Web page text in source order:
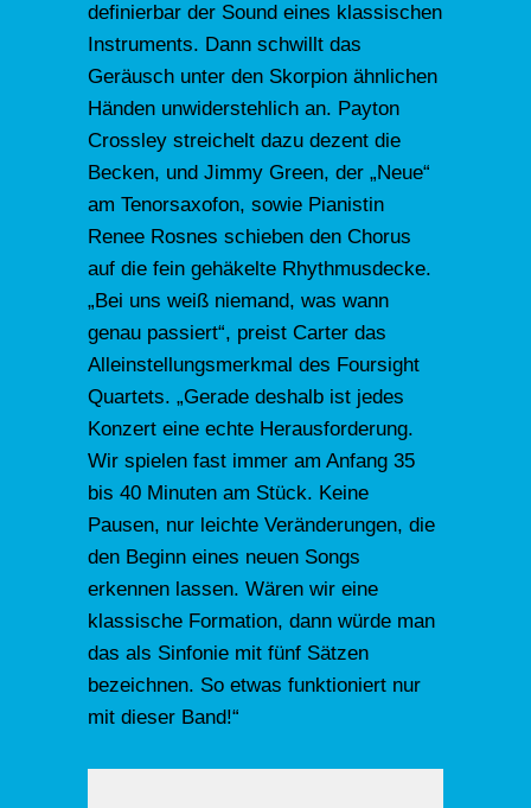
definierbar der Sound eines klassischen
Instruments. Dann schwillt das
Geräusch unter den Skorpion ähnlichen
Händen unwiderstehlich an. Payton
Crossley streichelt dazu dezent die
Becken, und Jimmy Green, der „Neue“
am Tenorsaxofon, sowie Pianistin
Renee Rosnes schieben den Chorus
auf die fein gehäkelte Rhythmusdecke.
„Bei uns weiß niemand, was wann
genau passiert“, preist Carter das
Alleinstellungsmerkmal des Foursight
Quartets. „Gerade deshalb ist jedes
Konzert eine echte Herausforderung.
Wir spielen fast immer am Anfang 35
bis 40 Minuten am Stück. Keine
Pausen, nur leichte Veränderungen, die
den Beginn eines neuen Songs
erkennen lassen. Wären wir eine
klassische Formation, dann würde man
das als Sinfonie mit fünf Sätzen
bezeichnen. So etwas funktioniert nur
mit dieser Band!“